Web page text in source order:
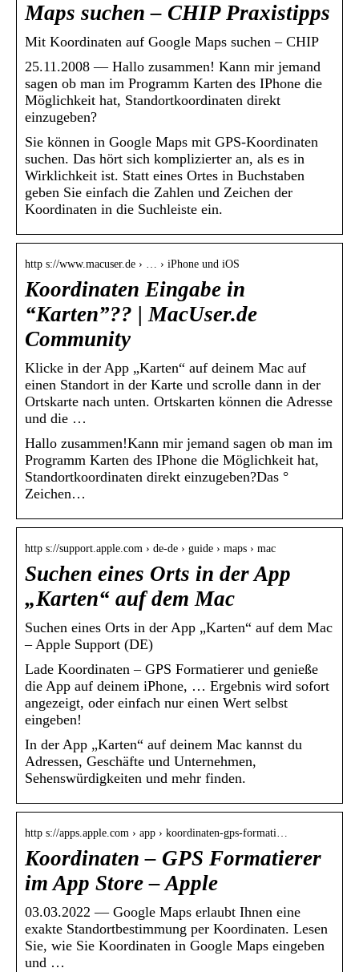
Maps suchen – CHIP Praxistipps
Mit Koordinaten auf Google Maps suchen – CHIP
25.11.2008 — Hallo zusammen! Kann mir jemand
sagen ob man im Programm Karten des IPhone die
Möglichkeit hat, Standortkoordinaten direkt
einzugeben?
Sie können in Google Maps mit GPS-Koordinaten
suchen. Das hört sich komplizierter an, als es in
Wirklichkeit ist. Statt eines Ortes in Buchstaben
geben Sie einfach die Zahlen und Zeichen der
Koordinaten in die Suchleiste ein.
http s://www.macuser.de › … › iPhone und iOS
Koordinaten Eingabe in
“Karten”?? | MacUser.de
Community
Klicke in der App „Karten“ auf deinem Mac auf
einen Standort in der Karte und scrolle dann in der
Ortskarte nach unten. Ortskarten können die Adresse
und die …
Hallo zusammen!Kann mir jemand sagen ob man im
Programm Karten des IPhone die Möglichkeit hat,
Standortkoordinaten direkt einzugeben?Das °
Zeichen…
http s://support.apple.com › de-de › guide › maps › mac
Suchen eines Orts in der App
„Karten“ auf dem Mac
Suchen eines Orts in der App „Karten“ auf dem Mac
– Apple Support (DE)
Lade Koordinaten – GPS Formatierer und genieße
die App auf deinem iPhone, … Ergebnis wird sofort
angezeigt, oder einfach nur einen Wert selbst
eingeben!
In der App „Karten“ auf deinem Mac kannst du
Adressen, Geschäfte und Unternehmen,
Sehenswürdigkeiten und mehr finden.
http s://apps.apple.com › app › koordinaten-gps-formati…
Koordinaten – GPS Formatierer
im App Store – Apple
03.03.2022 — Google Maps erlaubt Ihnen eine
exakte Standortbestimmung per Koordinaten. Lesen
Sie, wie Sie Koordinaten in Google Maps eingeben
und …